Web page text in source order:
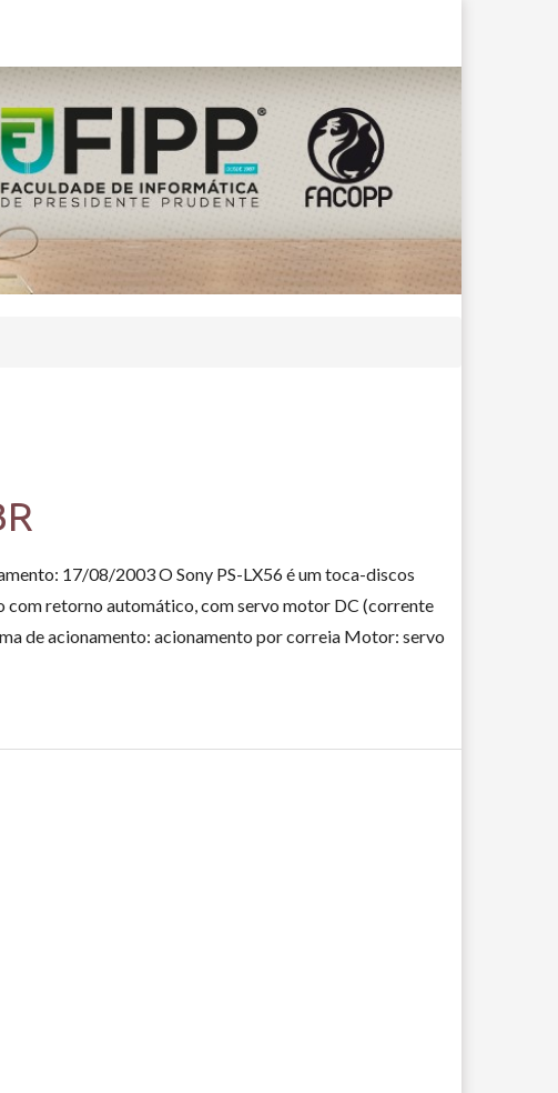
17/08/2003 O Sony PS-LX56 é um toca-discos
retorno automático, com servo motor DC (corrente
de acionamento: acionamento por correia Motor: servo